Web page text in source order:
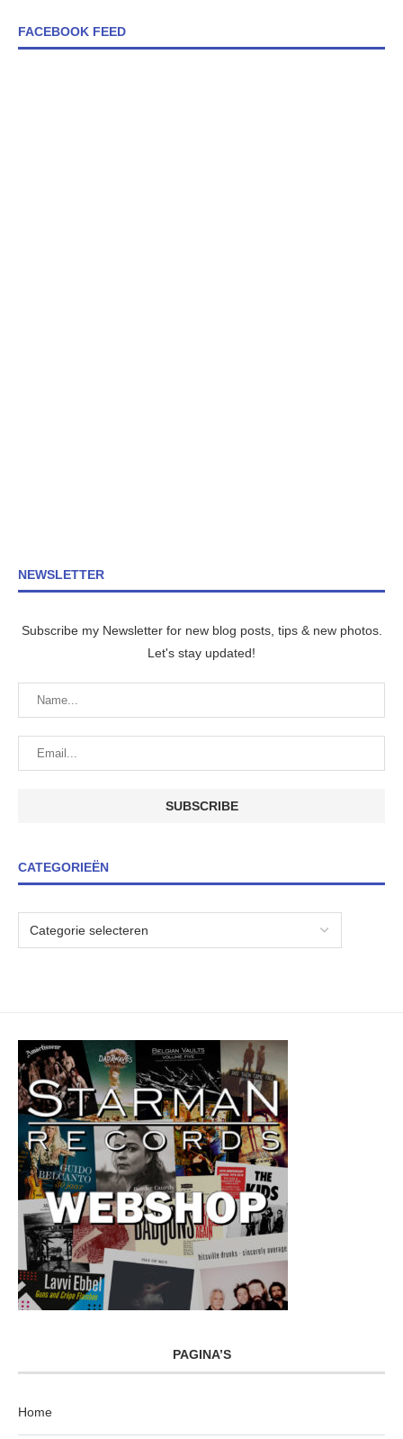
FACEBOOK FEED
NEWSLETTER
Subscribe my Newsletter for new blog posts, tips & new photos.
Let's stay updated!
CATEGORIEËN
PAGINA’S
Home